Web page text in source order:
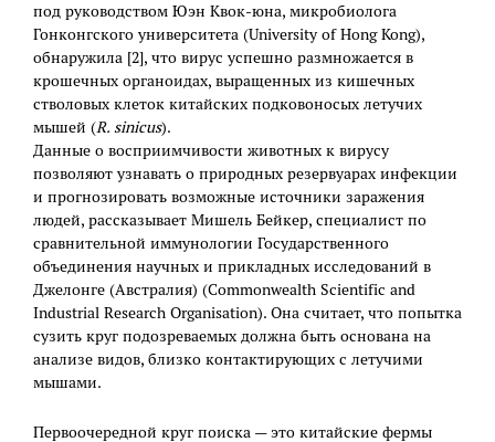
под руководством Юэн Квок-юна, микробиолога
Гонконгского университета (University of Hong Kong),
обнаружила [2], что вирус успешно размножается в
крошечных органоидах, выращенных из кишечных
стволовых клеток китайских подковоносых летучих
мышей (R. sinicus).
Данные о восприимчивости животных к вирусу
позволяют узнавать о природных резервуарах инфекции
и прогнозировать возможные источники заражения
людей, рассказывает Мишель Бейкер, специалист по
сравнительной иммунологии Государственного
объединения научных и прикладных исследований в
Джелонге (Австралия) (Commonwealth Scientific and
Industrial Research Organisation). Она считает, что попытка
сузить круг подозреваемых должна быть основана на
анализе видов, близко контактирующих с летучими
мышами.
Первоочередной круг поиска — это китайские фермы